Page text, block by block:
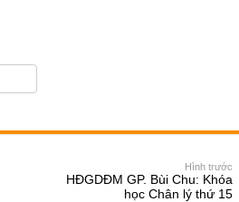
Hình trước
HĐGDĐM GP. Bùi Chu: Khóa
học Chân lý thứ 15